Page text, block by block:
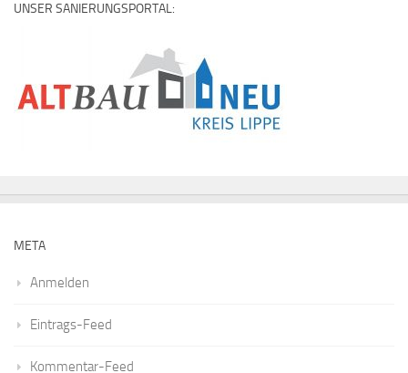
UNSER SANIERUNGSPORTAL:
META
Anmelden
Eintrags-Feed
Kommentar-Feed